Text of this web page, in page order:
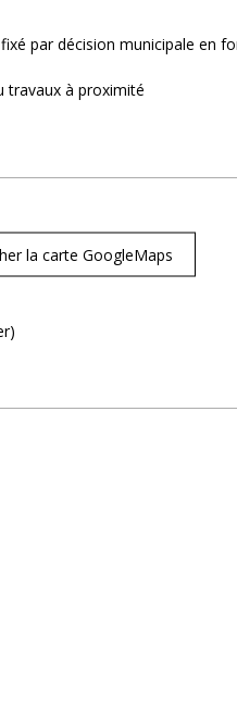
par décision municipale en
travaux à proximité
la carte GoogleMaps